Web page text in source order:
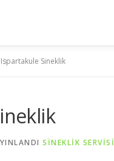
Ispartakule Sineklik
SINEKLIK SERVISI